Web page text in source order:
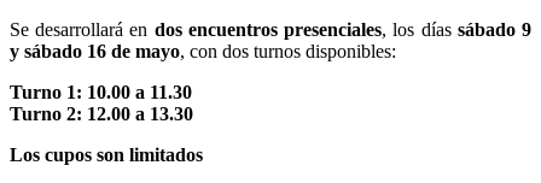
Se desarrollará en dos encuentros presenciales, los días sábado 9
y sábado 16 de mayo, con dos turnos disponibles:
Turno 1: 10.00 a 11.30
Turno 2: 12.00 a 13.30
Los cupos son limitados